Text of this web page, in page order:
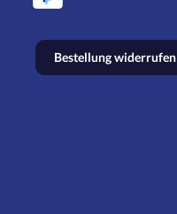
Bestellung widerrufen